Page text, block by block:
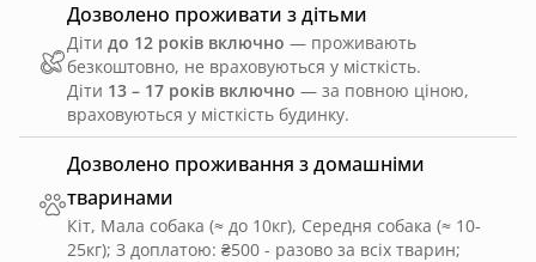
Дозволено проживання з домашніми
тваринами
Кіт, Мала собака (≈ до 10кг), Середня собака (≈ 10-
25кг); З доплатою: ₴500 - разово за всіх тварин;
Дозволено проживати з дітьми
Діти до 12 років включно — проживають
безкоштовно, не враховуються у місткість.
Діти 13 – 17 років включно — за повною ціною,
враховуються у місткість будинку.